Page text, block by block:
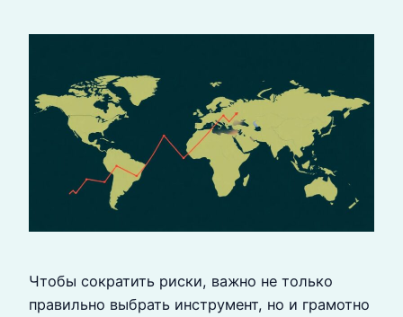
Чтобы сократить риски, важно не только
правильно выбрать инструмент, но и грамотно